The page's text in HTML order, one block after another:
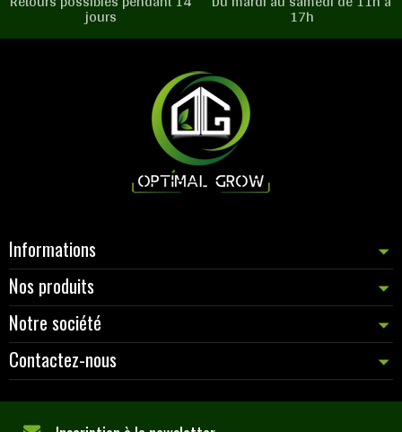
jours 17h
Informations
Nos produits
Notre société
Contactez-nous